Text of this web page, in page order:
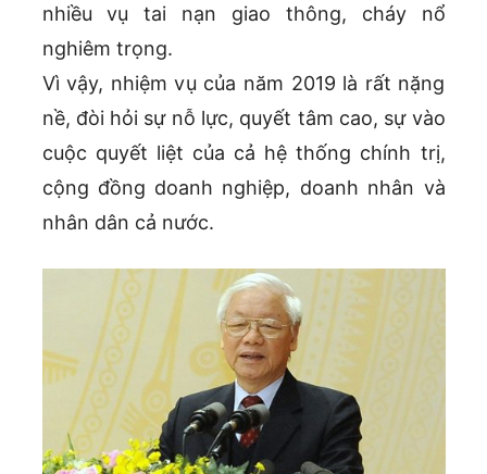
nhiều vụ tai nạn giao thông, cháy nổ
nghiêm trọng.
Vì vậy, nhiệm vụ của năm 2019 là rất nặng
nề, đòi hỏi sự nỗ lực, quyết tâm cao, sự vào
cuộc quyết liệt của cả hệ thống chính trị,
cộng đồng doanh nghiệp, doanh nhân và
nhân dân cả nước.